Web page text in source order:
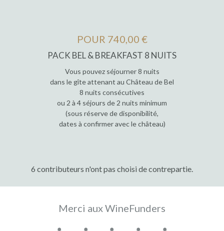
POUR 740,00 €
PACK BEL & BREAKFAST 8 NUITS
Vous pouvez séjourner 8 nuits
dans le gîte attenant au Château de Bel
8 nuits consécutives
ou 2 à 4 séjours de 2 nuits minimum
(sous réserve de disponibilité,
dates à confirmer avec le château)
6 contributeurs n'ont pas choisi de contrepartie.
Merci aux WineFunders